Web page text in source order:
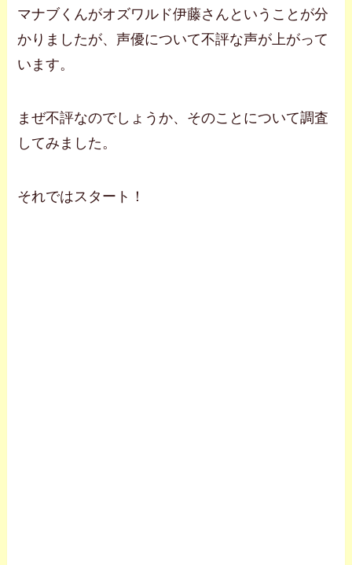
マナブくんがオズワルド伊藤さんということが分
かりましたが、声優について不評な声が上がって
います。
まぜ不評なのでしょうか、そのことについて調査
してみました。
それではスタート！